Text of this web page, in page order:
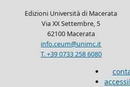
Edizioni Università di Macerata
Via XX Settembre, 5
62100 Macerata
info.ceum@unimc.it
T. +39 0733 258 6080